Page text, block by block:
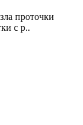
проточки
с р..